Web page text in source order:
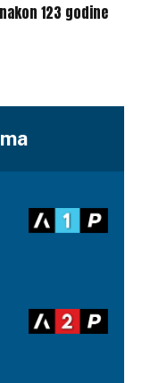
123 godine